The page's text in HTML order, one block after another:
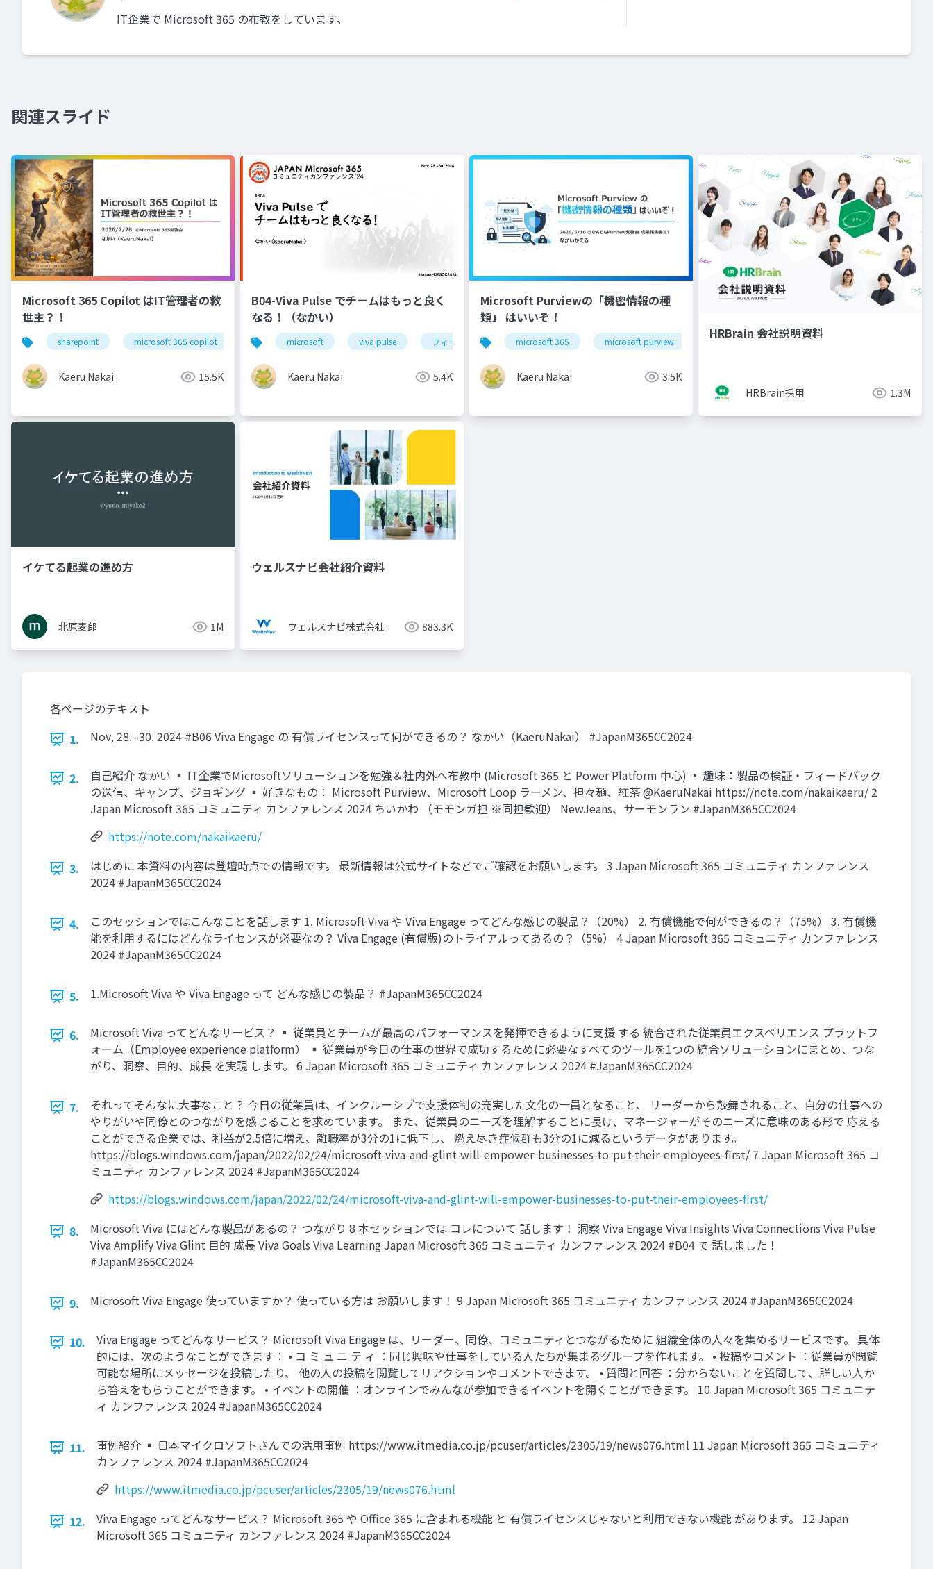
IT企業で Microsoft 365 の布教をしています。
関連スライド
Microsoft 365 Copilot はIT管理者の救
世主？！
sharepoint microsoft 365 copilot microsoft 365 sharepoint advanced management
Kaeru Nakai 15.5K
B04-Viva Pulse でチームはもっと良く
なる！（なかい）
microsoft viva pulse フィードバック チーム チームワーク
Kaeru Nakai 5.4K
Microsoft Purviewの「機密情報の種
類」 はいいぞ！
microsoft 365 microsoft purview 秘密度ラベル 機密情報の種類
Kaeru Nakai 3.5K
HRBrain 会社説明資料
HRBrain採用 1.3M
イケてる起業の進め方
北原麦郎 1M
ウェルスナビ会社紹介資料
ウェルスナビ株式会社 883.3K
各ページのテキスト
1.
Nov, 28. -30. 2024 #B06 Viva Engage の 有償ライセンスって何ができるの？ なかい（KaeruNakai） #JapanM365CC2024
2.
自己紹介 なかい ▪ IT企業でMicrosoftソリューションを勉強＆社内外へ布教中 (Microsoft 365 と Power Platform 中心) ▪ 趣味：製品の検証・フィードバック
の送信、キャンプ、ジョギング ▪ 好きなもの： Microsoft Purview、Microsoft Loop ラーメン、担々麺、紅茶 @KaeruNakai https://note.com/nakaikaeru/ 2
Japan Microsoft 365 コミュニティ カンファレンス 2024 ちいかわ （モモンガ担 ※同担歓迎） NewJeans、サーモンラン #JapanM365CC2024
https://note.com/nakaikaeru/
3.
はじめに 本資料の内容は登壇時点での情報です。 最新情報は公式サイトなどでご確認をお願いします。 3 Japan Microsoft 365 コミュニティ カンファレンス
2024 #JapanM365CC2024
4.
このセッションではこんなことを話します 1. Microsoft Viva や Viva Engage ってどんな感じの製品？（20%） 2. 有償機能で何ができるの？（75%） 3. 有償機
能を利用するにはどんなライセンスが必要なの？ Viva Engage (有償版)のトライアルってあるの？（5%） 4 Japan Microsoft 365 コミュニティ カンファレンス
2024 #JapanM365CC2024
5. 1.Microsoft Viva や Viva Engage って どんな感じの製品？ #JapanM365CC2024
6.
Microsoft Viva ってどんなサービス？ ▪ 従業員とチームが最高のパフォーマンスを発揮できるように支援 する 統合された従業員エクスペリエンス プラットフ
ォーム（Employee experience platform） ▪ 従業員が今日の仕事の世界で成功するために必要なすべてのツールを1つの 統合ソリューションにまとめ、つな
がり、洞察、目的、成長 を実現 します。 6 Japan Microsoft 365 コミュニティ カンファレンス 2024 #JapanM365CC2024
7.
それってそんなに大事なこと？ 今日の従業員は、インクルーシブで支援体制の充実した文化の一員となること、 リーダーから鼓舞されること、自分の仕事への
やりがいや同僚とのつながりを感じることを求めています。 また、従業員のニーズを理解することに長け、マネージャーがそのニーズに意味のある形で 応える
ことができる企業では、利益が2.5倍に増え、離職率が3分の1に低下し、 燃え尽き症候群も3分の1に減るというデータがあります。
https://blogs.windows.com/japan/2022/02/24/microsoft-viva-and-glint-will-empower-businesses-to-put-their-employees-first/ 7 Japan Microsoft 365 コ
ミュニティ カンファレンス 2024 #JapanM365CC2024
https://blogs.windows.com/japan/2022/02/24/microsoft-viva-and-glint-will-empower-businesses-to-put-their-employees-first/
8.
Microsoft Viva にはどんな製品があるの？ つながり 8 本セッションでは コレについて 話します！ 洞察 Viva Engage Viva Insights Viva Connections Viva Pulse
Viva Amplify Viva Glint 目的 成長 Viva Goals Viva Learning Japan Microsoft 365 コミュニティ カンファレンス 2024 #B04 で 話しました！
#JapanM365CC2024
9. Microsoft Viva Engage 使っていますか？ 使っている方は お願いします！ 9 Japan Microsoft 365 コミュニティ カンファレンス 2024 #JapanM365CC2024
10.
Viva Engage ってどんなサービス？ Microsoft Viva Engage は、リーダー、同僚、コミュニティとつながるために 組織全体の人々を集めるサービスです。 具体
的には、次のようなことができます： • コ ミ ュ ニ テ ィ ：同じ興味や仕事をしている人たちが集まるグループを作れます。 • 投稿やコメント ：従業員が閲覧
可能な場所にメッセージを投稿したり、 他の人の投稿を閲覧してリアクションやコメントできます。 • 質問と回答 ：分からないことを質問して、詳しい人か
ら答えをもらうことができます。 • イベントの開催 ：オンラインでみんなが参加できるイベントを開くことができます。 10 Japan Microsoft 365 コミュニテ
ィ カンファレンス 2024 #JapanM365CC2024
11.
事例紹介 ▪ 日本マイクロソフトさんでの活用事例 https://www.itmedia.co.jp/pcuser/articles/2305/19/news076.html 11 Japan Microsoft 365 コミュニティ
カンファレンス 2024 #JapanM365CC2024
https://www.itmedia.co.jp/pcuser/articles/2305/19/news076.html
12.
Viva Engage ってどんなサービス？ Microsoft 365 や Office 365 に含まれる機能 と 有償ライセンスじゃないと利用できない機能 があります。 12 Japan
Microsoft 365 コミュニティ カンファレンス 2024 #JapanM365CC2024